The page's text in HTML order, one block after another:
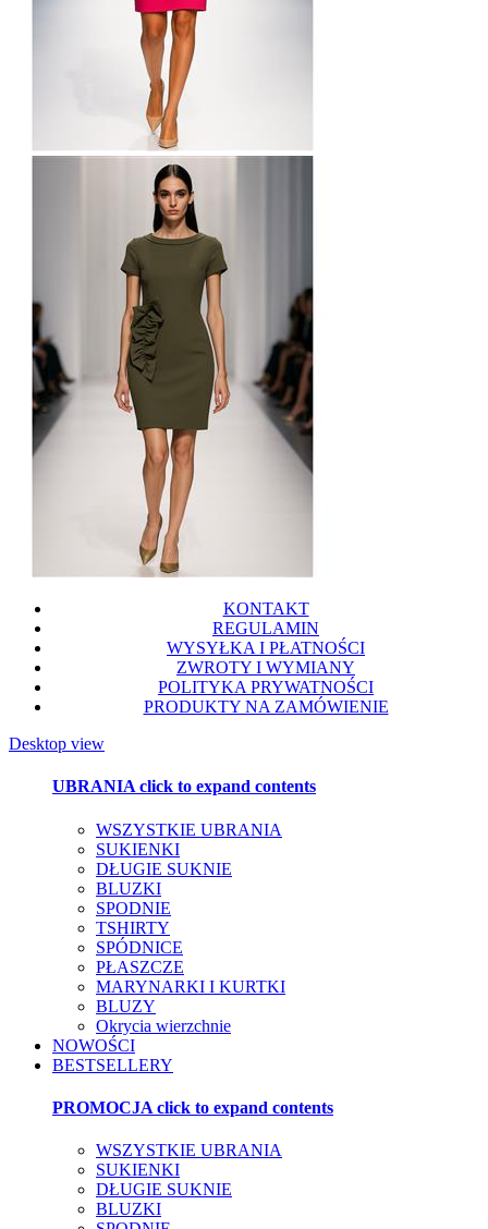
KONTAKT
REGULAMIN
WYSYŁKA I PŁATNOŚCI
ZWROTY I WYMIANY
POLITYKA PRYWATNOŚCI
PRODUKTY NA ZAMÓWIENIE
Desktop view
UBRANIAclick to expand contents
WSZYSTKIE UBRANIA
SUKIENKI
DŁUGIE SUKNIE
BLUZKI
SPODNIE
TSHIRTY
SPÓDNICE
PŁASZCZE
MARYNARKI I KURTKI
BLUZY
Okrycia wierzchnie
NOWOŚCI
BESTSELLERY
PROMOCJA click to expand contents
WSZYSTKIE UBRANIA
SUKIENKI
DŁUGIE SUKNIE
BLUZKI